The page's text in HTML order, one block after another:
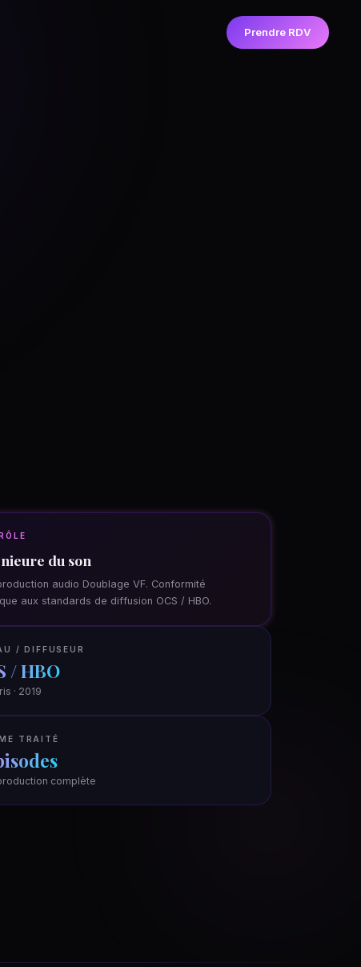
Prendre RDV
du son
audio Doublage VF. Conformité
aux standards de diffusion OCS / HBO.
/ DIFFUSEUR
/ HBO
· 2019
TRAITÉ
complète